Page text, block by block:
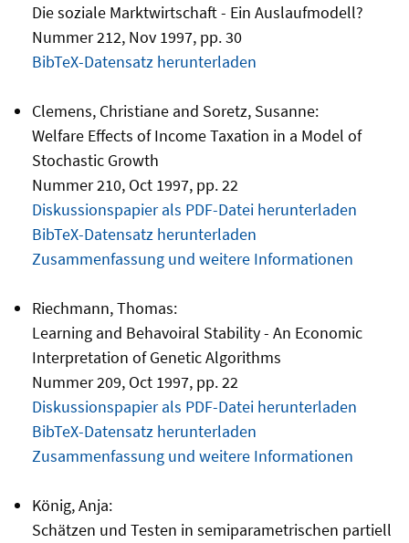
Die soziale Marktwirtschaft - Ein Auslaufmodell?
Nummer 212, Nov 1997, pp. 30
BibTeX-Datensatz herunterladen
Clemens, Christiane and Soretz, Susanne:
Welfare Effects of Income Taxation in a Model of
Stochastic Growth
Nummer 210, Oct 1997, pp. 22
Diskussionspapier als PDF-Datei herunterladen
BibTeX-Datensatz herunterladen
Zusammenfassung und weitere Informationen
Riechmann, Thomas:
Learning and Behavoiral Stability - An Economic
Interpretation of Genetic Algorithms
Nummer 209, Oct 1997, pp. 22
Diskussionspapier als PDF-Datei herunterladen
BibTeX-Datensatz herunterladen
Zusammenfassung und weitere Informationen
König, Anja:
Schätzen und Testen in semiparametrischen partiell